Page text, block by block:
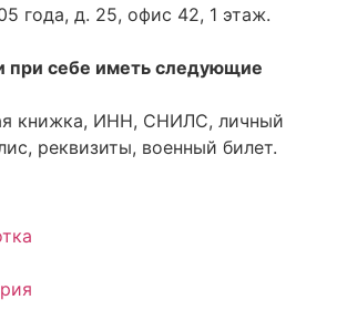
года, д. 25, офис 42, 1 этаж.
при себе иметь следующие
книжка, ИНН, СНИЛС, личный
реквизиты, военный билет.